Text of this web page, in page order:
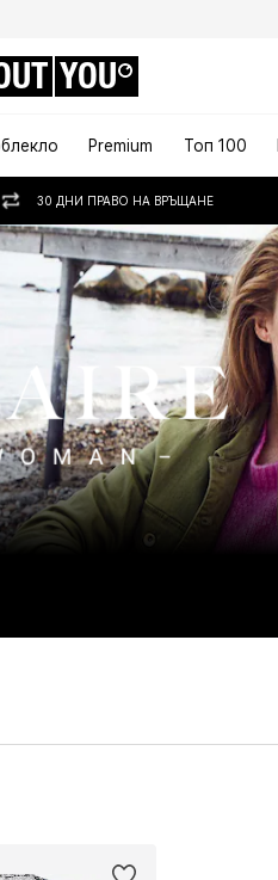
YOU
Premium Топ 100
30 ДНИ ПРАВО НА ВРЪЩАНЕ